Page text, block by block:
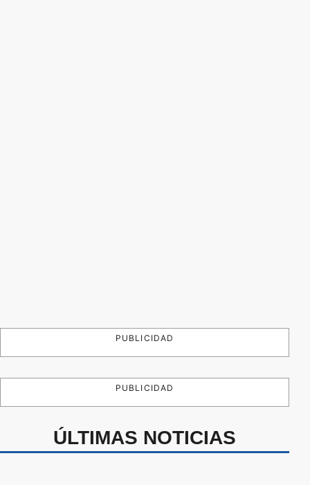
PUBLICIDAD
PUBLICIDAD
ÚLTIMAS NOTICIAS